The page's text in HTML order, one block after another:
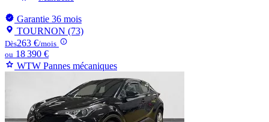
Garantie 36 mois
TOURNON (73)
Dès263 €/mois
ou 18 390 €
WTW Pannes mécaniques